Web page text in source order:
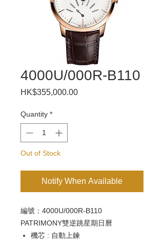
4000U/000R-B110
HK$355,000.00Price
Quantity *
Out of Stock
Notify When Available
編號：4000U/000R-B110
PATRIMONY雙逆跳星期日曆
機芯 : 自動上鍊